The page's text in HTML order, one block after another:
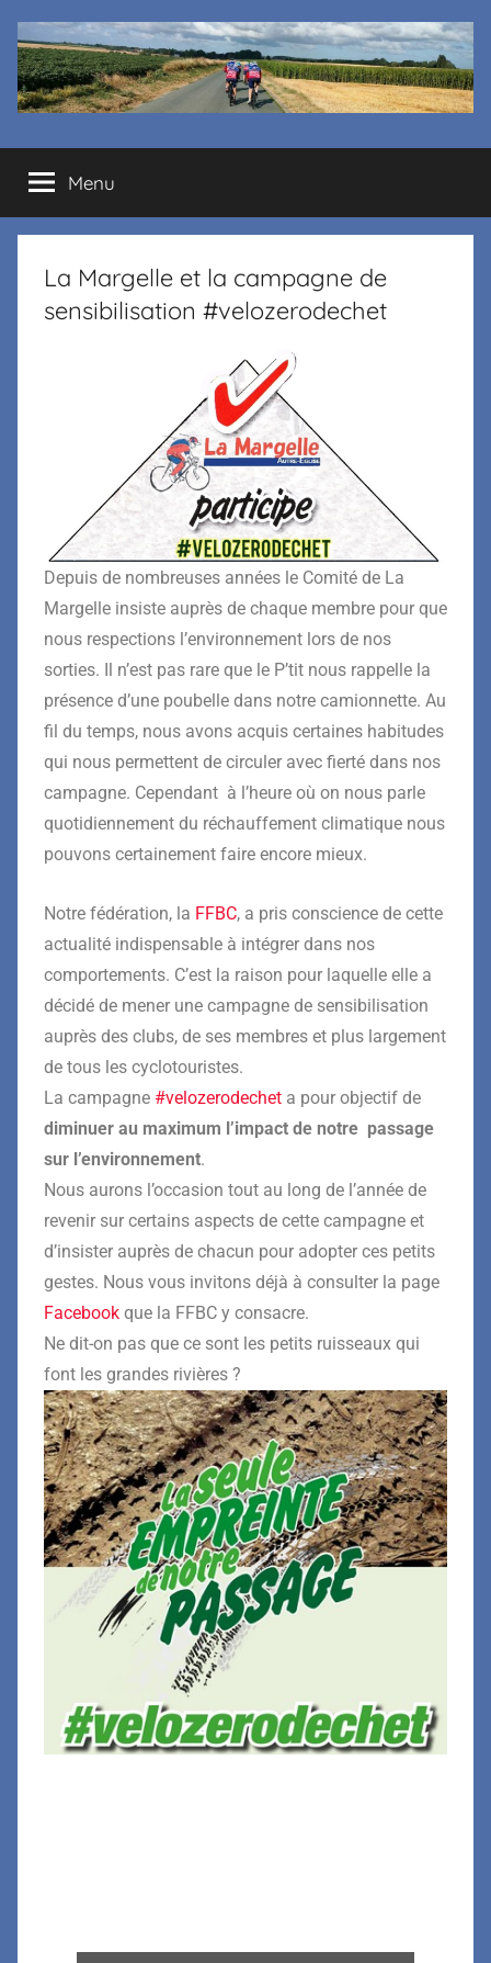
Cyclo
club
La
Margelle
Menu
La Margelle et la campagne de
sensibilisation #velozerodechet
Depuis de nombreuses années le Comité de La
Margelle insiste auprès de chaque membre pour que
nous respections l’environnement lors de nos
sorties. Il n’est pas rare que le P’tit nous rappelle la
présence d’une poubelle dans notre camionnette. Au
fil du temps, nous avons acquis certaines habitudes
qui nous permettent de circuler avec fierté dans nos
campagne. Cependant à l’heure où on nous parle
quotidiennement du réchauffement climatique nous
pouvons certainement faire encore mieux.
Notre fédération, la FFBC, a pris conscience de cette
actualité indispensable à intégrer dans nos
comportements. C’est la raison pour laquelle elle a
décidé de mener une campagne de sensibilisation
auprès des clubs, de ses membres et plus largement
de tous les cyclotouristes.
La campagne #velozerodechet a pour objectif de
diminuer au maximum l’impact de notre passage
sur l’environnement.
Nous aurons l’occasion tout au long de l’année de
revenir sur certains aspects de cette campagne et
d’insister auprès de chacun pour adopter ces petits
gestes. Nous vous invitons déjà à consulter la page
Facebook que la FFBC y consacre.
Ne dit-on pas que ce sont les petits ruisseaux qui
font les grandes rivières ?